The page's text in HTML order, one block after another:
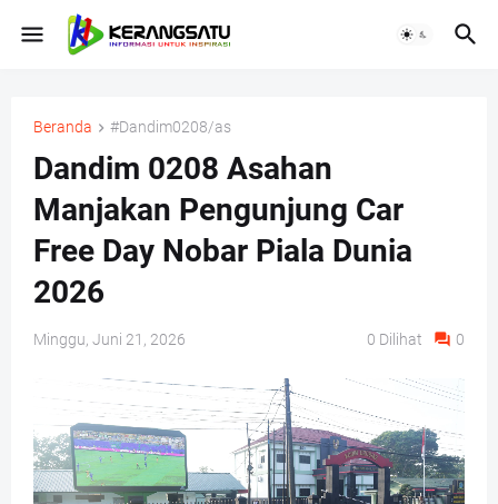
Beranda #Dandim0208/as
Dandim 0208 Asahan
Manjakan Pengunjung Car
Free Day Nobar Piala Dunia
2026
Minggu, Juni 21, 2026 0 Dilihat 0